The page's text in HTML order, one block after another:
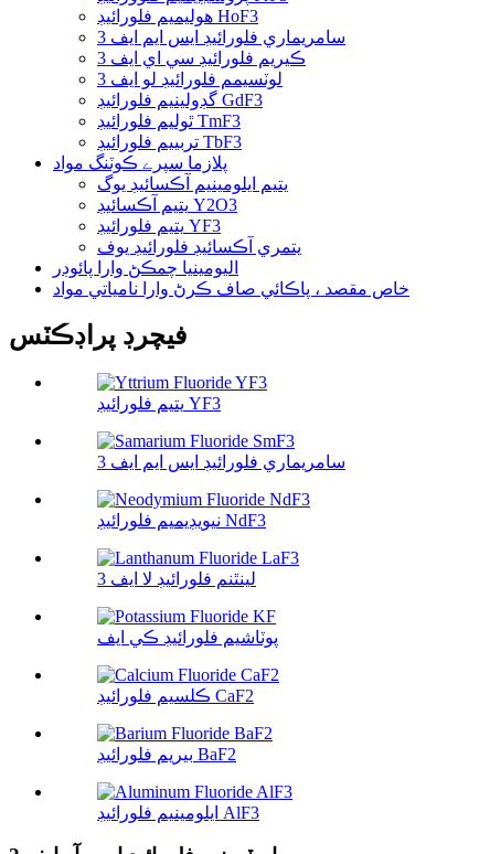
هوليميم فلورائيڊ HoF3
سامريماري فلورائيڊ ايس ايم ايف 3
ڪيريم فلورائيڊ سي اي ايف 3
لوٽسيمم فلورائيڊ لو ايف 3
گڊولينيم فلورائيڊ GdF3
ٿوليم فلورائيڊ TmF3
تربييم فلورائيڊ TbF3
پلازما سپرے ڪوٽنگ مواد
يتيم ايلومينيم آڪسائيڊ يوگ
يتيم آڪسائيڊ Y2O3
يتيم فلورائيڊ YF3
يتمري آڪسائيڊ فلورائيڊ يوف
اليومينيا چمڪڻ وارا پائوڊر
خاص مقصد ، پاڪائي صاف ڪرڻ وارا نامياتي مواد
فيچرڊ پراڊڪٽس
يتيم فلورائيڊ YF3
سامريماري فلورائيڊ ايس ايم ايف 3
نيويڊيميم فلورائيڊ NdF3
لينٿنم فلورائيڊ لا ايف 3
پوٽاشيم فلورائيڊ ڪي ايف
ڪلسيم فلورائيڊ CaF2
بيريم فلورائيڊ BaF2
ايلومينيم فلورائيڊ AlF3